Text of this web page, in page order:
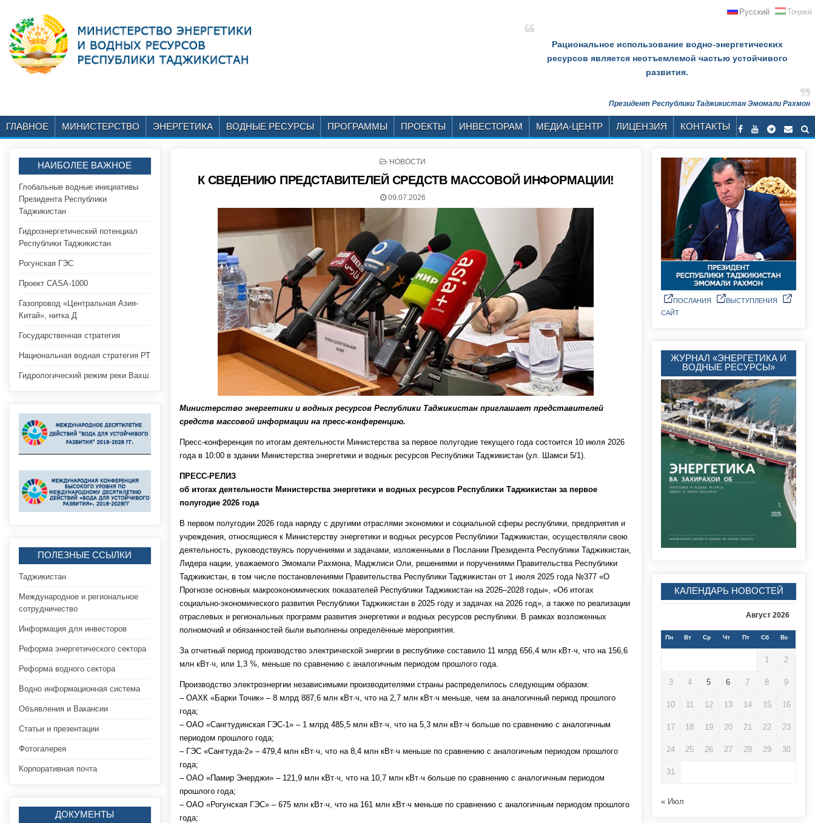
Русский Тоҷикӣ
Рациональное использование водно-энергетических
ресурсов является неотъемлемой частью устойчивого
развития.
Президент Республики Таджикистан Эмомали Рахмон
ГЛАВНОЕ МИНИСТЕРСТВО ЭНЕРГЕТИКА ВОДНЫЕ РЕСУРСЫ ПРОГРАММЫ ПРОЕКТЫ ИНВЕСТОРАМ МЕДИА-ЦЕНТР ЛИЦЕНЗИЯ КОНТАКТЫ
P
S
E
НОВОСТИ
К СВЕДЕНИЮ ПРЕДСТАВИТЕЛЕЙ СРЕДСТВ МАССОВОЙ ИНФОРМАЦИИ!
09.07.2026
Министерство энергетики и водных ресурсов Республики Таджикистан приглашает представителей
средств массовой информации на пресс-конференцию.
Пресс-конференция по итогам деятельности Министерства за первое полугодие текущего года состоится 10 июля 2026
года в 10:00 в здании Министерства энергетики и водных ресурсов Республики Таджикистан (ул. Шамси 5/1).
ПРЕСС-РЕЛИЗ
об итогах деятельности Министерства энергетики и водных ресурсов Республики Таджикистан за первое
полугодие 2026 года
В первом полугодии 2026 года наряду с другими отраслями экономики и социальной сферы республики, предприятия и
учреждения, относящиеся к Министерству энергетики и водных ресурсов Республики Таджикистан, осуществляли свою
деятельность, руководствуясь поручениями и задачами, изложенными в Послании Президента Республики Таджикистан,
Лидера нации, уважаемого Эмомали Рахмона, Маджлиси Оли, решениями и поручениями Правительства Республики
Таджикистан, в том числе постановлениями Правительства Республики Таджикистан от 1 июля 2025 года №377 «О
Прогнозе основных макроэкономических показателей Республики Таджикистан на 2026–2028 годы», «Об итогах
социально-экономического развития Республики Таджикистан в 2025 году и задачах на 2026 год», а также по реализации
отраслевых и региональных программ развития энергетики и водных ресурсов республики. В рамках возложенных
полномочий и обязанностей были выполнены определённые мероприятия.
За отчетный период производство электрической энергии в республике составило 11 млрд 656,4 млн кВт·ч, что на 156,6
млн кВт·ч, или 1,3 %, меньше по сравнению с аналогичным периодом прошлого года.
Производство электроэнергии независимыми производителями страны распределилось следующим образом:
– ОАХК «Барки Точик» – 8 млрд 887,6 млн кВт·ч, что на 2,7 млн кВт·ч меньше, чем за аналогичный период прошлого
года;
– ОАО «Сангтудинская ГЭС-1» – 1 млрд 485,5 млн кВт·ч, что на 5,3 млн кВт·ч больше по сравнению с аналогичным
периодом прошлого года;
– ГЭС «Сангтуда-2» – 479,4 млн кВт·ч, что на 8,4 млн кВт·ч меньше по сравнению с аналогичным периодом прошлого
года;
– ОАО «Памир Энерджи» – 121,9 млн кВт·ч, что на 10,7 млн кВт·ч больше по сравнению с аналогичным периодом
прошлого года;
– ОАО «Рогунская ГЭС» – 675 млн кВт·ч, что на 161 млн кВт·ч меньше по сравнению с аналогичным периодом прошлого
года;
НАИБОЛЕЕ ВАЖНОЕ
Глобальные водные инициативы
Президента Республики
Таджикистан
Гидроэнергетический потенциал
Республики Таджикистан
Рогунская ГЭС
Проект CASA-1000
Газопровод «Центральная Азия-
Китай», нитка Д
Государственная стратегия
Национальная водная стратегия РТ
Гидрологический режим реки Вахш
ПОЛЕЗНЫЕ ССЫЛКИ
Таджикистан
Международное и региональное
сотрудничество
Информация для инвесторов
Реформа энергетического сектора
Реформа водного сектора
Водно информационная система
Объявления и Вакансии
Статьи и презентации
Фотогалерея
Корпоративная почта
ДОКУМЕНТЫ
ПОСЛАНИЯ
ВЫСТУПЛЕНИЯ
САЙТ
ЖУРНАЛ «ЭНЕРГЕТИКА И
ВОДНЫЕ РЕСУРСЫ»
КАЛЕНДАРЬ НОВОСТЕЙ
Август 2026
Пн Вт Ср Чт Пт Сб Вс
1 2
3 4 5 6 7 8 9
10 11 12 13 14 15 16
17 18 19 20 21 22 23
24 25 26 27 28 29 30
31
« Июл